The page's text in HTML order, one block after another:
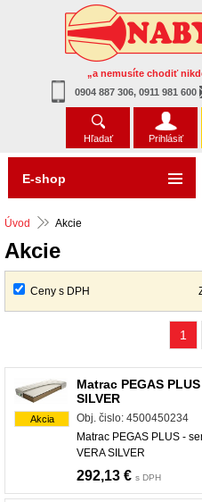
„a nemusíte chodiť
0904 887 306, 0911 981 600
Hľadať Prihlásiť
Úvod Akcie
Akcie
Ceny s DPH
1
Akcia
Matrac PEGAS
SILVER
Obj. čislo: 4500450234
Matrac PEGAS PLUS -
VERA SILVER
292,13 € s DPH
E-shop